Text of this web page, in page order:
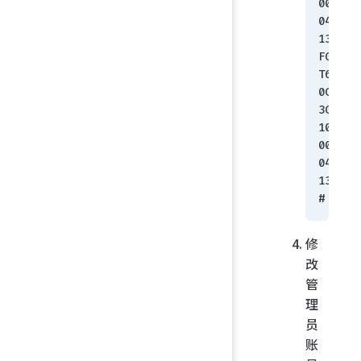
00
04
13
FG
T6
0C
3G
10
00
04
13
#
修
改
管
理
员
账